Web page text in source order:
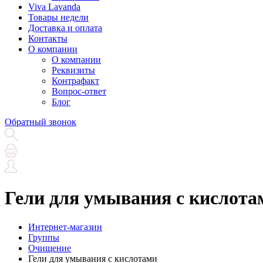
Viva Lavanda
Товары недели
Доставка и оплата
Контакты
О компании
О компании
Реквизиты
Контрафакт
Вопрос-ответ
Блог
Обратный звонок
Гели для умывания с
Интернет-магазин
Группы
Очищение
Гели для умывания с кислотами